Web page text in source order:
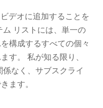
デオに追加することを
リストには、単一の
構成するすべての個々
す。 私が知る限り、
なく、サブスクライ
ます。